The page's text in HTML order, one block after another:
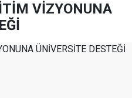
VİZYONUNA